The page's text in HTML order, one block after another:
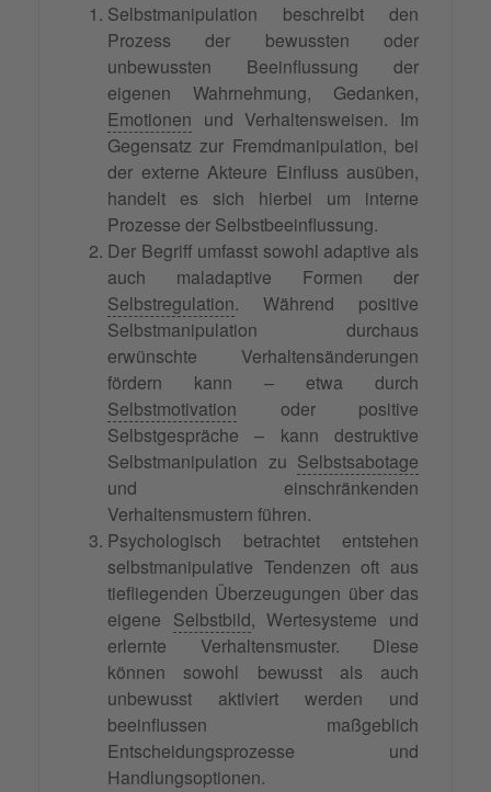
Selbstmanipulation beschreibt den
Prozess der bewussten oder
unbewussten Beeinflussung der
eigenen Wahrnehmung, Gedanken,
Emotionen und Verhaltensweisen. Im
Gegensatz zur Fremdmanipulation, bei
der externe Akteure Einfluss ausüben,
handelt es sich hierbei um interne
Prozesse der Selbstbeeinflussung.
Der Begriff umfasst sowohl adaptive als
auch maladaptive Formen der
Selbstregulation. Während positive
Selbstmanipulation durchaus
erwünschte Verhaltensänderungen
fördern kann – etwa durch
Selbstmotivation oder positive
Selbstgespräche – kann destruktive
Selbstmanipulation zu Selbstsabotage
und einschränkenden
Verhaltensmustern führen.
Psychologisch betrachtet entstehen
selbstmanipulative Tendenzen oft aus
tiefliegenden Überzeugungen über das
eigene Selbstbild, Wertesysteme und
erlernte Verhaltensmuster. Diese
können sowohl bewusst als auch
unbewusst aktiviert werden und
beeinflussen maßgeblich
Entscheidungsprozesse und
Handlungsoptionen.